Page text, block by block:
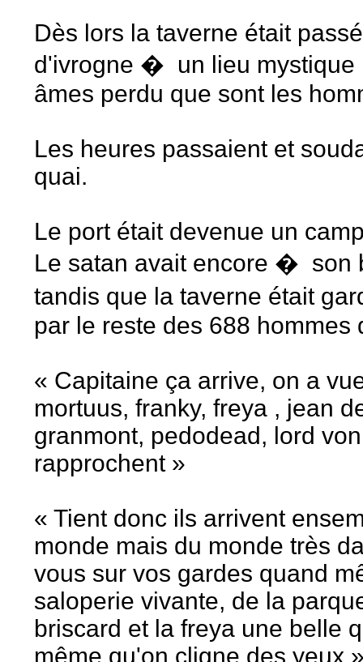
Dès lors la taverne était
d'ivrogne � un lieu mystique
âmes perdu que sont les
Les heures passaient et
quai.
Le port était devenue un
Le satan avait encore � son
tandis que la taverne était
par le reste des 688 hommes
« Capitaine ça arrive, on a
mortuus, franky, freya , jean
granmont, pedodead, lord
rapprochent »
« Tient donc ils arrivent
monde mais du monde très
vous sur vos gardes quand
saloperie vivante, de la
briscard et la freya une belle
même qu'on cligne des yeux